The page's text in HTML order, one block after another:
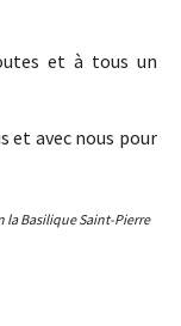
et à tous un
et avec nous pour
la Basilique Saint-Pierre